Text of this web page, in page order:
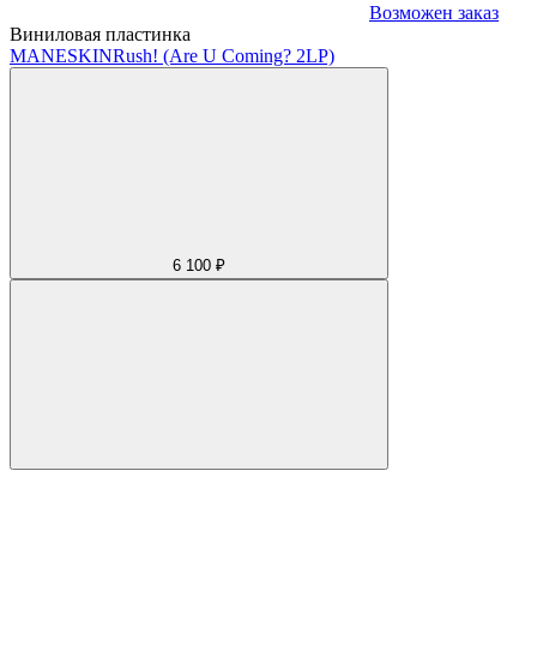
Возможен заказ
Виниловая пластинка
MANESKINRush! (Are U Coming? 2LP)
6 100 ₽